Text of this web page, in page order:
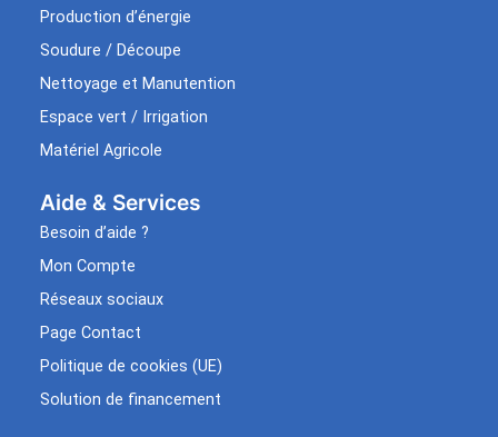
Production d’énergie
Soudure / Découpe
Nettoyage et Manutention
Espace vert / Irrigation
Matériel Agricole
Aide & Services​
Besoin d’aide ?
Mon Compte
Réseaux sociaux
Page Contact
Politique de cookies (UE)
Solution de financement